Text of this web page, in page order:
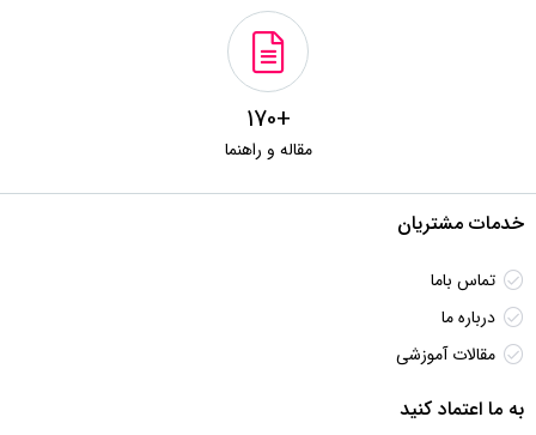
+170
مقاله و راهنما
خدمات مشتریان
تماس باما
درباره ما
مقالات آموزشی
به ما اعتماد کنید